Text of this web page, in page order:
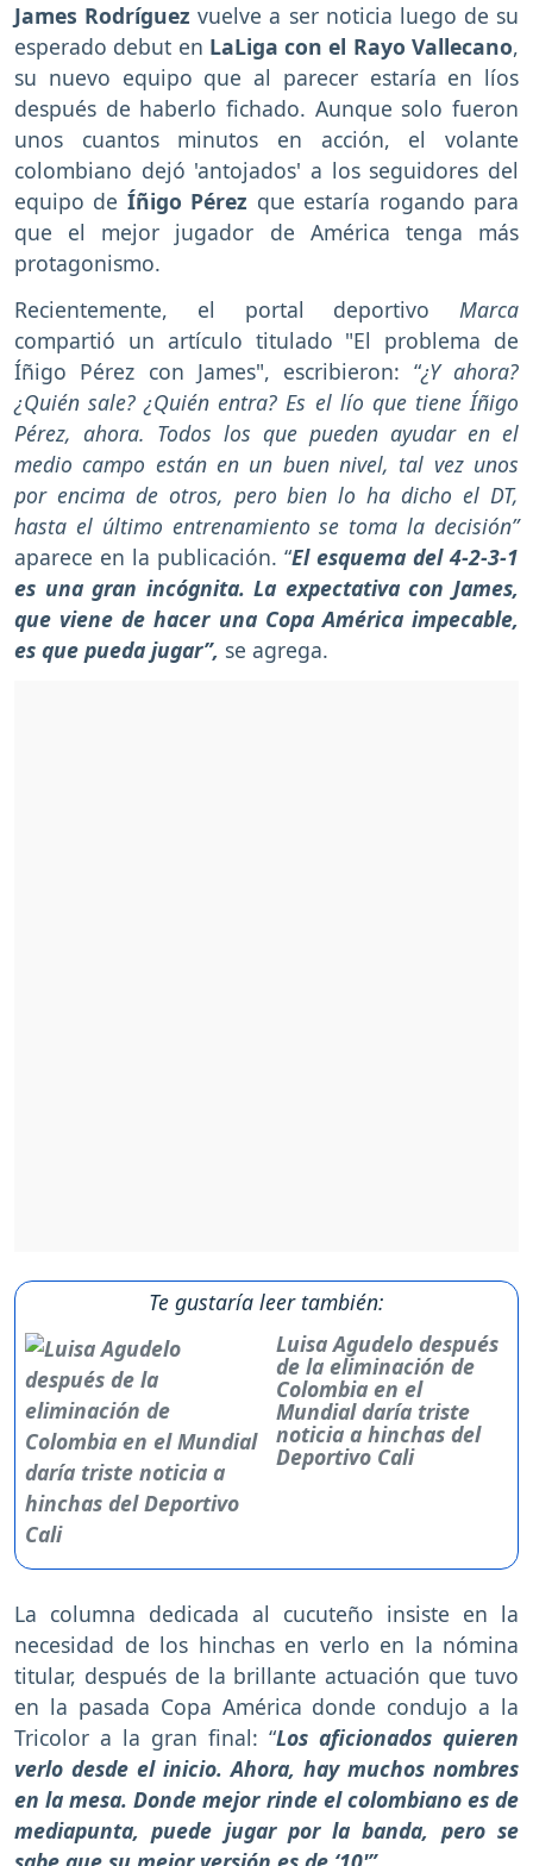
James Rodríguez vuelve a ser noticia luego de su
esperado debut en LaLiga con el Rayo Vallecano,
su nuevo equipo que al parecer estaría en líos
después de haberlo fichado. Aunque solo fueron
unos cuantos minutos en acción, el volante
colombiano dejó 'antojados' a los seguidores del
equipo de Íñigo Pérez que estaría rogando para
que el mejor jugador de América tenga más
protagonismo.
Recientemente, el portal deportivo Marca
compartió un artículo titulado "El problema de
Íñigo Pérez con James", escribieron: “¿Y ahora?
¿Quién sale? ¿Quién entra? Es el lío que tiene Íñigo
Pérez, ahora. Todos los que pueden ayudar en el
medio campo están en un buen nivel, tal vez unos
por encima de otros, pero bien lo ha dicho el DT,
hasta el último entrenamiento se toma la decisión”
aparece en la publicación. “El esquema del 4-2-3-1
es una gran incógnita. La expectativa con James,
que viene de hacer una Copa América impecable,
es que pueda jugar”, se agrega.
Te gustaría leer también:
Luisa Agudelo después
de la eliminación de
Colombia en el
Mundial daría triste
noticia a hinchas del
Deportivo Cali
La columna dedicada al cucuteño insiste en la
necesidad de los hinchas en verlo en la nómina
titular, después de la brillante actuación que tuvo
en la pasada Copa América donde condujo a la
Tricolor a la gran final: “Los aficionados quieren
verlo desde el inicio. Ahora, hay muchos nombres
en la mesa. Donde mejor rinde el colombiano es de
mediapunta, puede jugar por la banda, pero se